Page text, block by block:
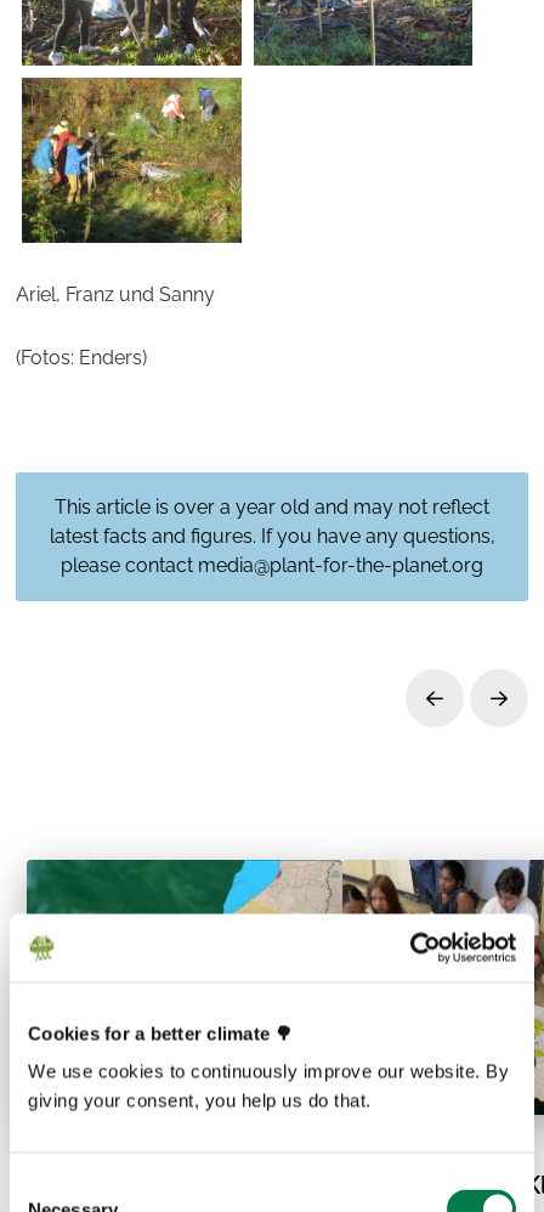
Cookies for a better climate 🌳
We use cookies to continuously improve our website. By
giving your consent, you help us do that.
Ariel, Franz und Sanny
(Fotos: Enders)
This article is over a year old and may not reflect
latest facts and figures. If you have any questions,
please contact media@plant-for-the-planet.org
Prev Next
Gemeinsam für